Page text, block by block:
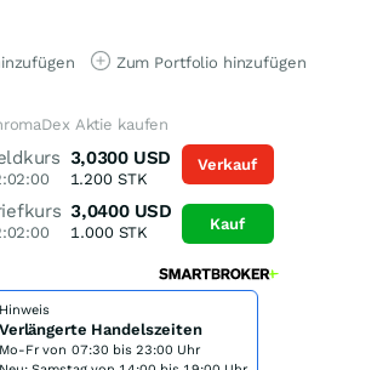
Zum Portfolio hinzufügen
Aktie kaufen
3,0300 USD
1.200STK
3,0400 USD
1.000STK
Verkauf
Kauf
Hinweis
Verlängerte Handelszeiten
Mo-Fr von 07:30 bis 23:00 Uhr